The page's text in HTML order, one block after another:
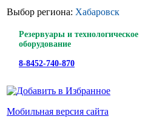
Выбор региона: Хабаровск
Резервуары и технологическое
оборудование
8-8452-740-870
Мобильная версия сайта